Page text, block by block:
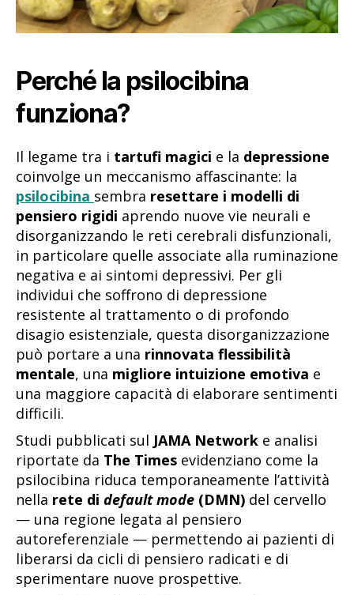
Perché la psilocibina
funziona?
Il legame tra i tartufi magici e la depressione
coinvolge un meccanismo affascinante: la
psilocibina sembra resettare i modelli di
pensiero rigidi aprendo nuove vie neurali e
disorganizzando le reti cerebrali disfunzionali,
in particolare quelle associate alla ruminazione
negativa e ai sintomi depressivi. Per gli
individui che soffrono di depressione
resistente al trattamento o di profondo
disagio esistenziale, questa disorganizzazione
può portare a una rinnovata flessibilità
mentale, una migliore intuizione emotiva e
una maggiore capacità di elaborare sentimenti
difficili.
Studi pubblicati sul JAMA Network e analisi
riportate da The Times evidenziano come la
psilocibina riduca temporaneamente l’attività
nella rete di default mode (DMN) del cervello
— una regione legata al pensiero
autoreferenziale — permettendo ai pazienti di
liberarsi da cicli di pensiero radicati e di
sperimentare nuove prospettive.